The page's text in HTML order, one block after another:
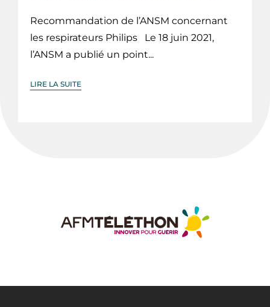
Recommandation de l’ANSM concernant
les respirateurs Philips Le 18 juin 2021,
l’ANSM a publié un point...
LIRE LA SUITE